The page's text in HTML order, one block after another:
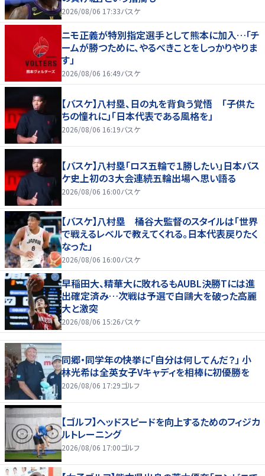
2026/08/06 17:33バスケ
ニモ正義が特別指定選手として熊本に加入…「チ
ームが勝つために、やるべきことをしっかりやりま
す」
2026/08/06 16:49バスケ
【バスケ】八村塁、日の丸を背負う覚悟 「子供た
ちの憧れに」「日本代表である風格を」
2026/08/06 16:19バスケ
【バスケ】八村塁「ロス五輪で１勝したい」日本バス
ケ史上初の３大会連続五輪出場へ思い語る
2026/08/06 16:00バスケ
【バスケ】八村塁 桶谷大監督のスタイルは「世界
で戦えるレベルで教えてくれる。日本代表戻りたく
なった」
2026/08/06 16:00バスケ
早稲田大、精華大に敗れるもAUBL決勝Tには進
出確定済み…次戦は予選で白鷗大を破った高麗
大と激突
2026/08/06 15:26バスケ
同郷・同学年の快挙に「自分は何してんだ？」 小
林光希は全英女子Vキャディを相棒に初優勝を
2026/08/06 17:29ゴルフ
【ゴルフ】ヘッドスピードを向上するためのフィジカ
ルトレーニング
2026/08/06 17:00ゴルフ